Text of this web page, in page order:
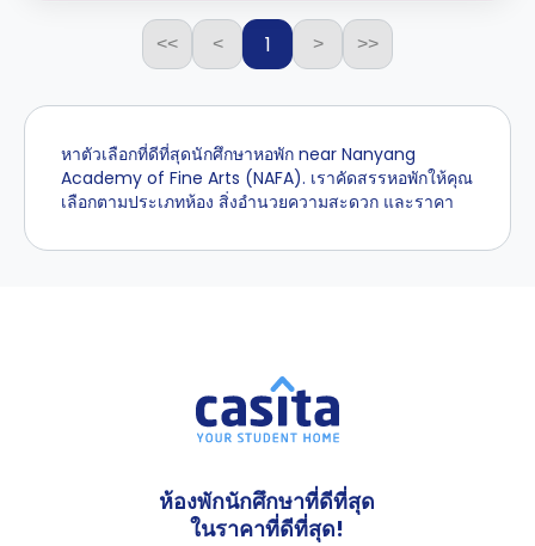
<< < 1 > >>
หาตัวเลือกที่ดีที่สุดนักศึกษาหอพัก near Nanyang
Academy of Fine Arts (NAFA). เราคัดสรรหอพักให้คุณ
เลือกตามประเภทห้อง สิ่งอำนวยความสะดวก และราคา
ห้องพักนักศึกษาที่ดีที่สุด
ในราคาที่ดีที่สุด!